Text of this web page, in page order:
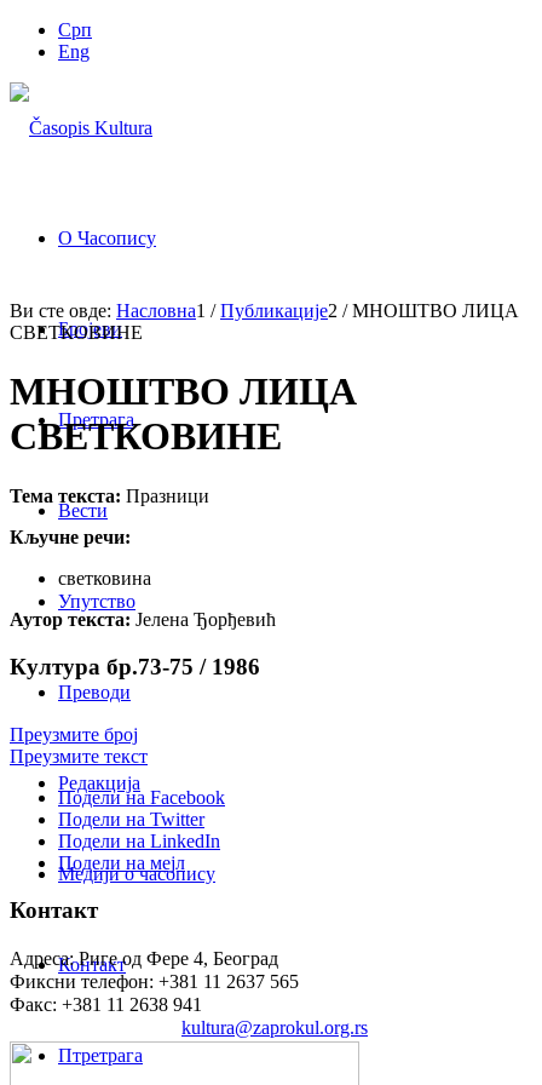
Срп
Eng
О Часопису
Бројеви
Претрага
Вести
Упутство
Преводи
Редакција
Медији о часопису
Контакт
Птретрага
Ви сте овде: Насловна1 / Публикације2 / МНОШТВО ЛИЦА
СВЕТКОВИНЕ
МНОШТВО ЛИЦА
СВЕТКОВИНЕ
Тема текста: Празници
Кључне речи:
светковина
Аутор текста: Јелена Ђорђевић
Култура бр.73-75 / 1986
Преузмите број
Преузмите текст
Подели на Facebook
Подели на Twitter
Подели на LinkedIn
Подели на мејл
Контакт
Адреса: Риге од Фере 4, Београд
Фиксни телефон: +381 11 2637 565
Факс: +381 11 2638 941
kultura@zaprokul.org.rs